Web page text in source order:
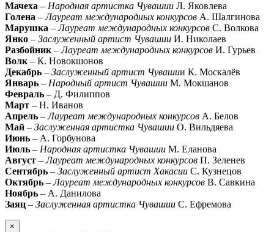
Мачеха – Народная артистка Чувашии Л. Яковлева
Голена –Лауреат международных конкурсов А. Шалгинова
Марушка –Лауреат международных конкурсов С. Волкова
Янко – Заслуженный артист Чувашии И. Николаев
Разбойник –Лауреат международных конкурсов И. Гурьев
Волк – К. Новокшонов
Декабрь – Заслуженный артист Чувашии К. Москалёв
Январь – Народный артист Чувашии М. Мокшанов
Февраль – Д. Филиппов
Март – Н. Иванов
Апрель –Лауреат международных конкурсов А. Белов
Май – Заслуженная артистка Чувашии О. Вильдяева
Июнь – А. Горбунова
Июль – Народная артистка Чувашии М. Еланова
Август –Лауреат международных конкурсов П. Зеленев
Сентябрь – Заслуженный артист Хакасии С. Кузнецов
Октябрь –Лауреат международных конкурсов В. Савкина
Ноябрь – А. Данилова
Заяц – Заслуженная артистка Чувашии С. Ефремова
×